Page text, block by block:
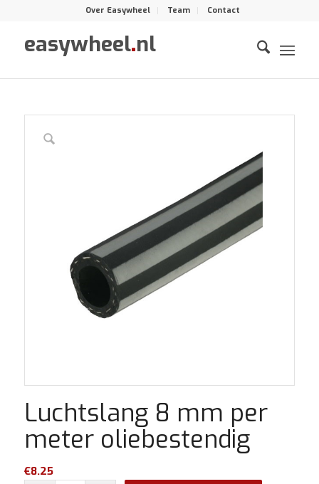
Over Easywheel Team Contact
easywheel.nl
Luchtslang 8 mm per
meter oliebestendig
€8.25